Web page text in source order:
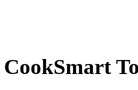
CookSmart